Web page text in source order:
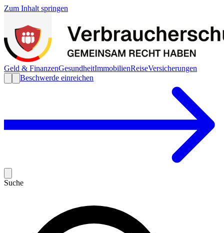
Zum Inhalt springen
Geld & FinanzenGesundheitImmobilienReiseVersicherungen
Beschwerde einreichen
Suche